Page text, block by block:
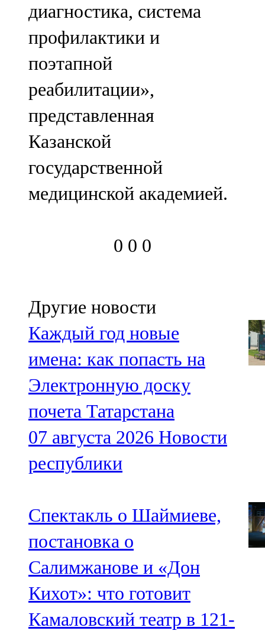
диагностика, система
профилактики и
поэтапной
реабилитации»,
представленная
Казанской
государственной
медицинской академией.
0 0 0
Другие новости
Каждый год новые
имена: как попасть на
Электронную доску
почета Татарстана
07 августа 2026 Новости
республики
Спектакль о Шаймиеве,
постановка о
Салимжанове и «Дон
Кихот»: что готовит
Камаловский театр в 121-